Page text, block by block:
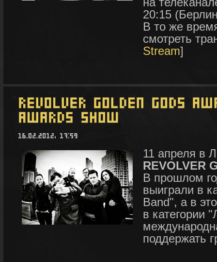
20:15
В то же
смотреть
Stream]
11 апреля в
REVOLVER
В прошлом
выиграли в
Band", а в
в категории
поддержать